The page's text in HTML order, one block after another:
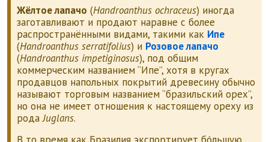
Жёлтое лапачо (Handroanthus ochraceus) иногда
заготавливают и продают наравне с более
распространёнными видами, такими как Ипе
(Handroanthus serratifolius) и Розовое лапачо
(Handroanthus impetiginosus), под общим
коммерческим названием “Ипе”, хотя в кругах
продавцов напольных покрытий древесину обычно
называют торговым названием “бразильский орех”,
но она не имеет отношения к настоящему ореху из
родаJuglans.